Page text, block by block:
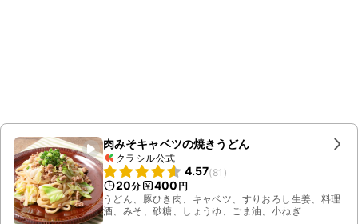
肉みそキャベツの焼きうどん
クラシル公式
4.57(81 )
20分 400 円
うどん、豚ひき肉、キャベツ、すりおろし生姜、料理
酒、みそ、砂糖、しょうゆ、ごま油、小ねぎ